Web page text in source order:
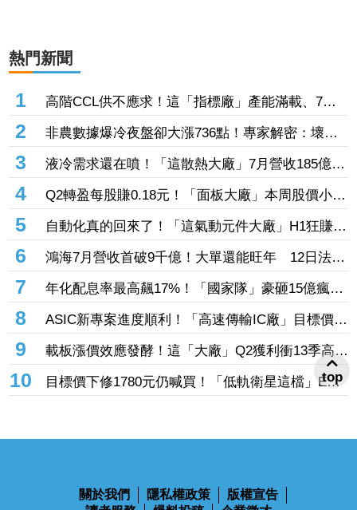
熱門新聞
1
高階CCL供不應求！這「指標廠」產能滿載、7月
營收暴增近130% 全年EPS估達110元
2
非農數據爆冷夜盤卻大漲736點！專家解密：壞消
息成「降息」催化劑
3
液冷需求還在噴！「這散熱大廠」7月營收185億再
創天花板 前7月狂增8成、法人搶進逾7千張
4
Q2轉盈每股賺0.18元！「面板大廠」本周股價小漲
1.45% 自營商出手掃入2191張、斥資5349萬元
5
自動化真的回來了！「這氣動元件大廠」H1狂賺近
3個股本 接單跑贏出貨、全年營收拚新高
6
鴻海7月營收首破9千億！大單還能旺年 12日法說
揭下一張王牌
7
年化配息率最高飆17%！「國家隊」豪砸15億瘋搶
這6檔ETF破4.6萬張 另掃2.4萬張反1登買超王
8
ASIC新專案進度順利！「高速傳輸IC廠」目標價上
修至710元 Q3蓄勢待發迎旺季效應
9
載板漲價效應發酵！這「大廠」Q2獲利衝13季高
點 再砸468億搶AI商機
10
目標價下修1780元仍喊買！「低軌衛星這檔」EPS
看至35元 切AI資料中心市場猛添營運動能
關於我們 隱私權政策
版權宣告
top